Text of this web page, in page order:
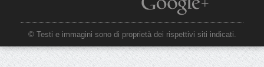
© Testi e immagini sono di proprietà dei rispettivi siti indicati.